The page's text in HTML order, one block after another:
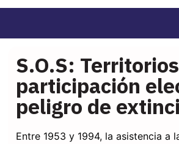
S.O.S:
participación
peligro de
Entre 1953 y 1994, la asistencia a